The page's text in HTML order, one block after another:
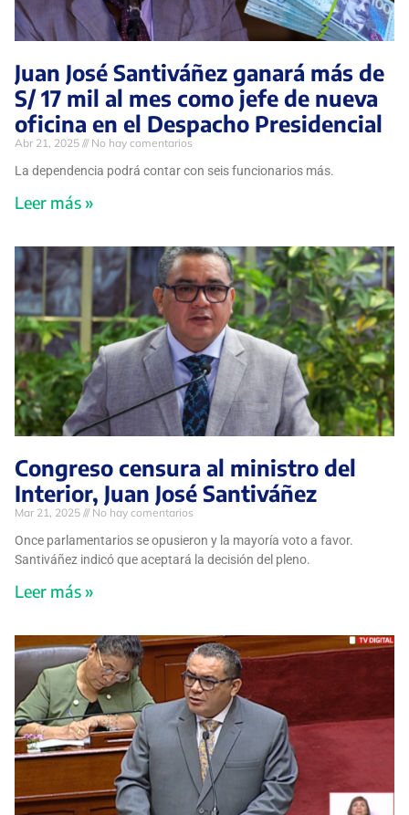
Juan José Santiváñez ganará más de
S/ 17 mil al mes como jefe de nueva
oficina en el Despacho Presidencial
Abr 21, 2025 No hay comentarios
La dependencia podrá contar con seis funcionarios más.
Leer más »
Congreso censura al ministro del
Interior, Juan José Santiváñez
Mar 21, 2025 No hay comentarios
Once parlamentarios se opusieron y la mayoría voto a favor.
Santiváñez indicó que aceptará la decisión del pleno.
Leer más »